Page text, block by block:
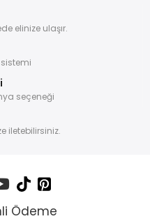
elinize ulaşır.
seçeneği
iletebilirsiniz.
Ödeme